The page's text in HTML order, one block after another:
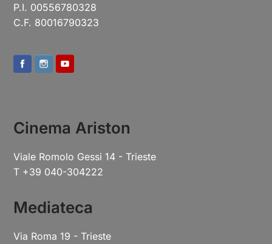
P.I. 00556780328
C.F. 80016790323
Cinema Ariston
Viale Romolo Gessi 14 - Trieste
T +39 040-304222
Mediateca
Via Roma 19 - Trieste